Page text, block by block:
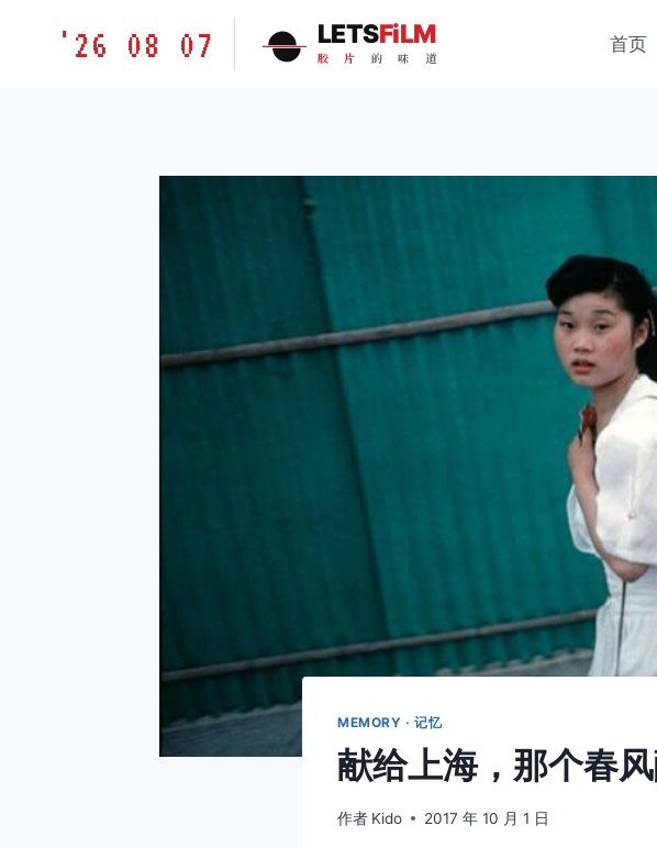
胶'26 08 07 LETSFiLM
胶 片 的 味 道
首页
MEMORY · 记忆
献给上海，那个春
作者 Kido 2017 年 10 月 1 日